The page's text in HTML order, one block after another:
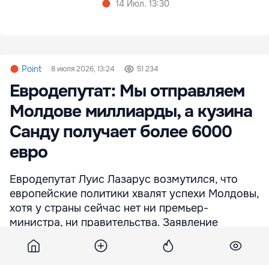
14 Июл. 13:30
Point 8 июля 2026, 13:24 51 234
Евродепутат: Мы отправляем
Молдове миллиарды, а кузина
Санду получает более 6000
евро
Евродепутат Луис Лазарус возмутился, что
европейские политики хвалят успехи Молдовы,
хотя у страны сейчас нет ни премьер-
министра, ни правительства. Заявление
прозвучало на пленарном заседании
Европейского парламента.